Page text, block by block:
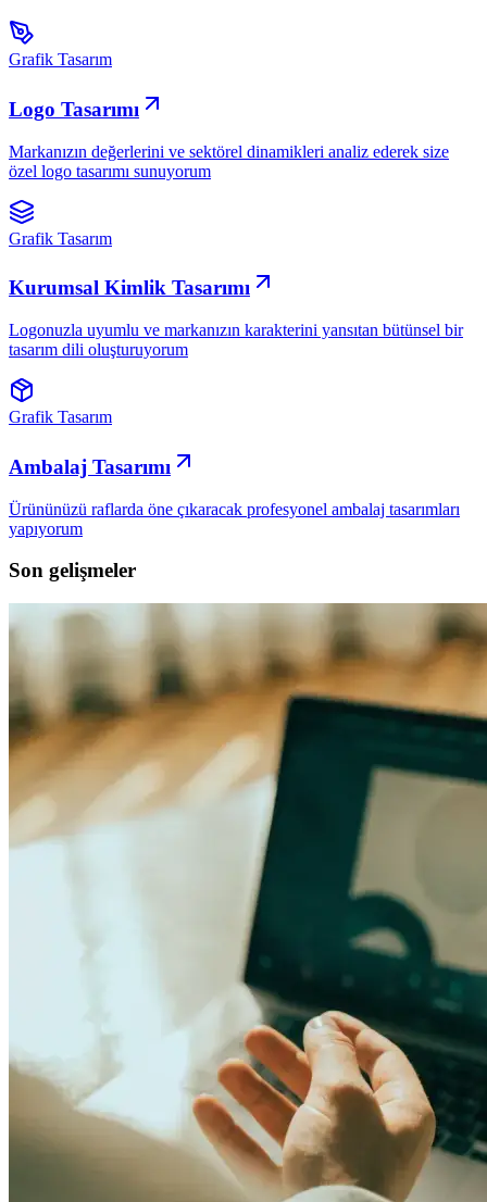
Grafik Tasarım
Logo Tasarımı
Markanızın değerlerini ve sektörel dinamikleri analiz ederek size
özel logo tasarımı sunuyorum
Grafik Tasarım
Kurumsal Kimlik Tasarımı
Logonuzla uyumlu ve markanızın karakterini yansıtan bütünsel bir
tasarım dili oluşturuyorum
Grafik Tasarım
Ambalaj Tasarımı
Ürününüzü raflarda öne çıkaracak profesyonel ambalaj tasarımları
yapıyorum
Son gelişmeler